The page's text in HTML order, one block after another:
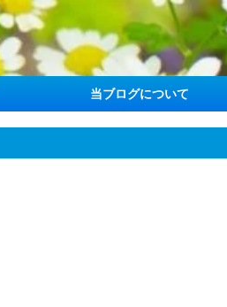
当ブログについて